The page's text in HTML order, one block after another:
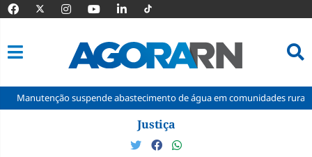
suspende abastecimento de água em comunidades rurais de Macaíba
Justiça